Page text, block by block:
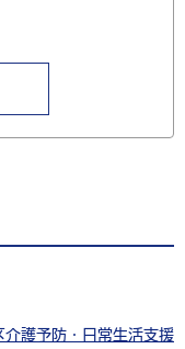
護予防・日常生活支援